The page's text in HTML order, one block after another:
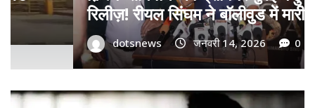
फिल्म गोदान की टीम का बढ़ाया मान!
dotsnews जनवरी 9, 2026 0